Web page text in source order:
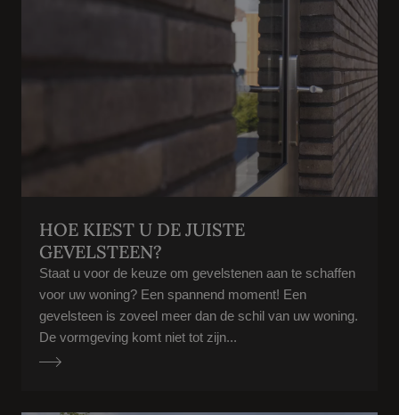
HOE KIEST U DE JUISTE
GEVELSTEEN?
Staat u voor de keuze om gevelstenen aan te schaffen
voor uw woning? Een spannend moment! Een
gevelsteen is zoveel meer dan de schil van uw woning.
De vormgeving komt niet tot zijn...